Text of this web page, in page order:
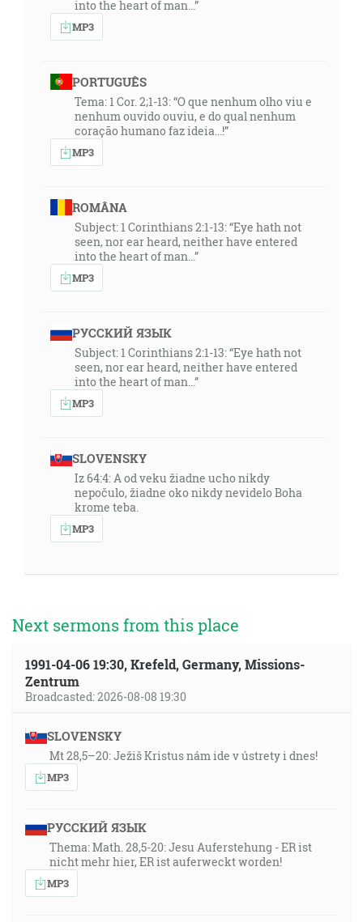
into the heart of man...”
MP3
PORTUGUÊS
Tema: 1 Cor. 2;1-13: “O que nenhum olho viu e
nenhum ouvido ouviu, e do qual nenhum
coração humano faz ideia...!”
MP3
ROMÂNA
Subject: 1 Corinthians 2:1-13: “Eye hath not
seen, nor ear heard, neither have entered
into the heart of man...”
MP3
РУССКИЙ ЯЗЫК
Subject: 1 Corinthians 2:1-13: “Eye hath not
seen, nor ear heard, neither have entered
into the heart of man...”
MP3
SLOVENSKY
Iz 64:4: A od veku žiadne ucho nikdy
nepočulo, žiadne oko nikdy nevidelo Boha
krome teba.
MP3
Next sermons from this place
1991-04-06 19:30, Krefeld, Germany, Missions-
Zentrum
Broadcasted: 2026-08-08 19:30
SLOVENSKY
Mt 28,5–20: Ježiš Kristus nám ide v ústrety i dnes!
MP3
РУССКИЙ ЯЗЫК
Thema: Math. 28,5-20: Jesu Auferstehung - ER ist
nicht mehr hier, ER ist auferweckt worden!
MP3